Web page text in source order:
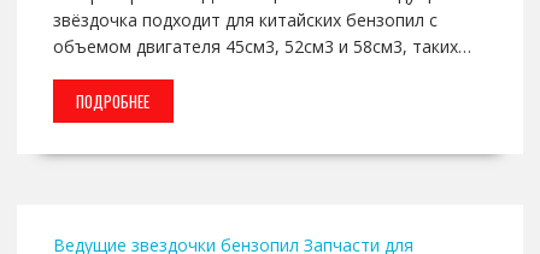
звёздочка подходит для китайских бензопил с
объемом двигателя 45см3, 52см3 и 58см3, таких…
ПОДРОБНЕЕ
Ведущие звездочки бензопил Запчасти для